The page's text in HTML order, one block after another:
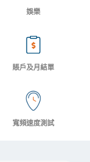
娛樂
賬戶及月結單
寬頻速度測試